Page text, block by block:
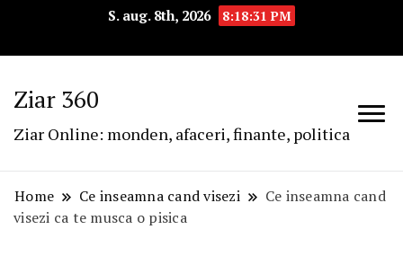
S. aug. 8th, 2026 8:18:32 PM
Ziar 360
Ziar Online: monden, afaceri, finante, politica
Home Ce inseamna cand visezi
Ce inseamna cand
visezi ca te musca o pisica